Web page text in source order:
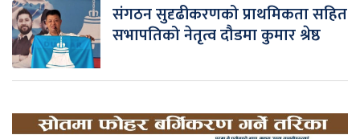
संगठन सुदृढीकरणको प्राथमिकता सहित
सभापतिको नेतृत्व दौडमा कुमार श्रेष्ठ